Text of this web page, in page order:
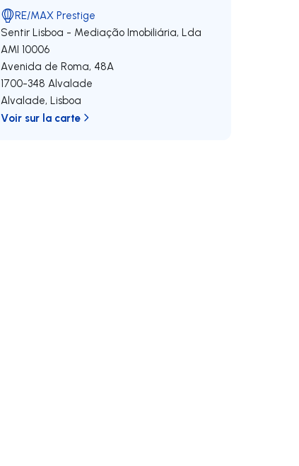
RE/MAX Prestige
Sentir Lisboa - Mediação Imobiliária, Lda
AMI 10006
Avenida de Roma, 48A
1700-348 Alvalade
Alvalade,Lisboa
Voir sur la carte